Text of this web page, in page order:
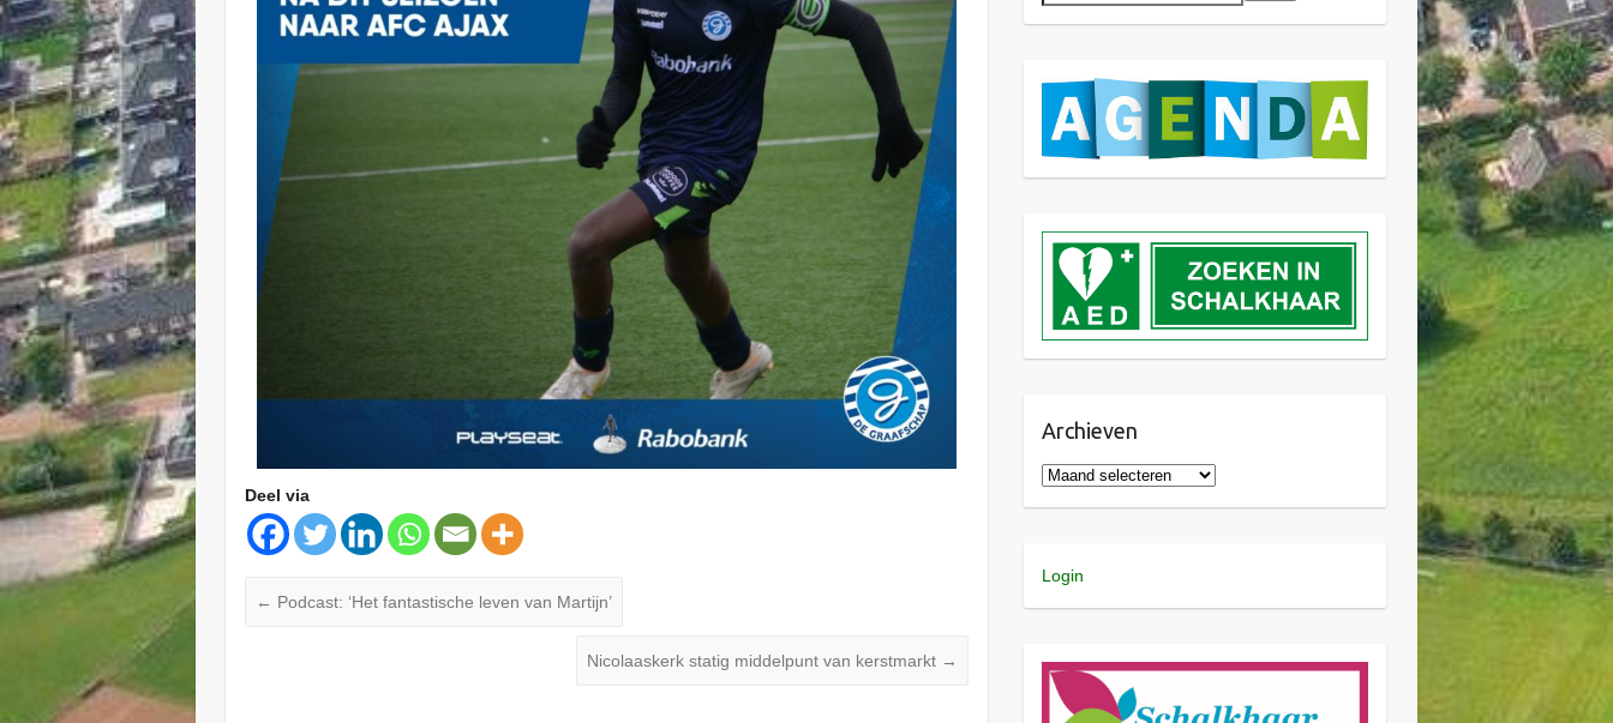
Deel via
← Podcast: ‘Het fantastische leven van Martijn’
Nicolaaskerk statig middelpunt van kerstmarkt →
Archieven
Login